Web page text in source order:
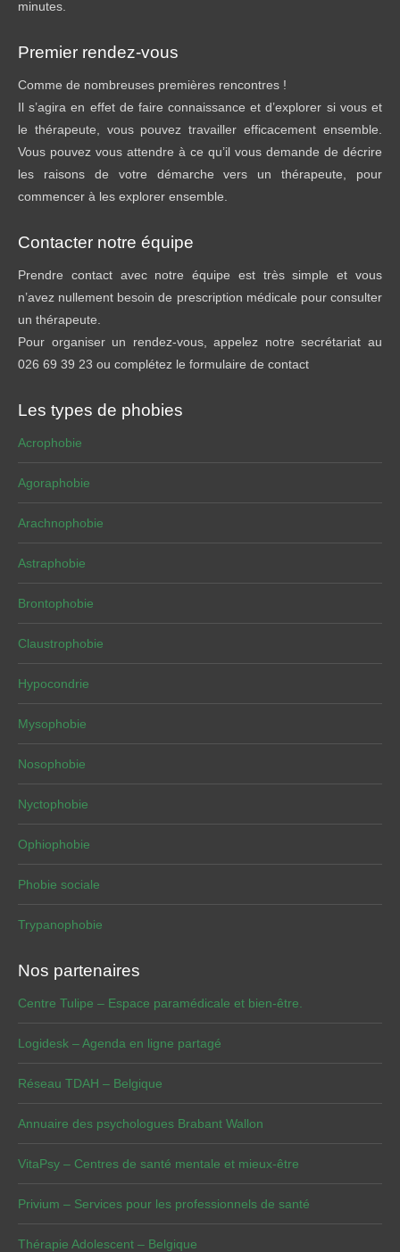
minutes.
Premier rendez-vous
Comme de nombreuses premières rencontres !
Il s’agira en effet de faire connaissance et d’explorer si vous et
le thérapeute, vous pouvez travailler efficacement ensemble.
Vous pouvez vous attendre à ce qu’il vous demande de décrire
les raisons de votre démarche vers un thérapeute, pour
commencer à les explorer ensemble.
Contacter notre équipe
Prendre contact avec notre équipe est très simple et vous
n’avez nullement besoin de prescription médicale pour consulter
un thérapeute.
Pour organiser un rendez-vous, appelez notre secrétariat au
026 69 39 23 ou complétez le formulaire de contact
Les types de phobies
Acrophobie
Agoraphobie
Arachnophobie
Astraphobie
Brontophobie
Claustrophobie
Hypocondrie
Mysophobie
Nosophobie
Nyctophobie
Ophiophobie
Phobie sociale
Trypanophobie
Nos partenaires
Centre Tulipe – Espace paramédicale et bien-être.
Logidesk – Agenda en ligne partagé
Réseau TDAH – Belgique
Annuaire des psychologues Brabant Wallon
VitaPsy – Centres de santé mentale et mieux-être
Privium – Services pour les professionnels de santé
Thérapie Adolescent – Belgique